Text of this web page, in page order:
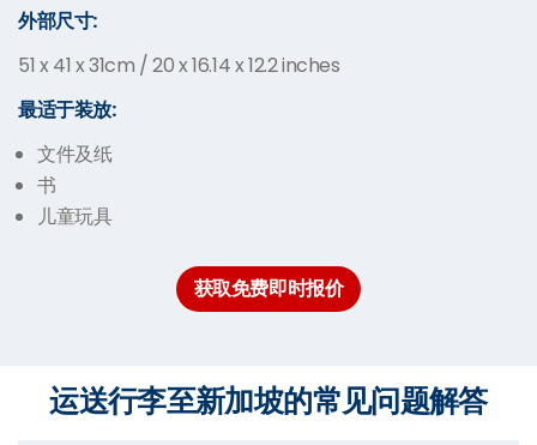
外部尺寸:
51 x 41 x 31cm / 20 x 16.14 x 12.2 inches
最适于装放:
文件及纸
书
儿童玩具
获取免费即时报价
运送行李至新加坡的常见问题解答